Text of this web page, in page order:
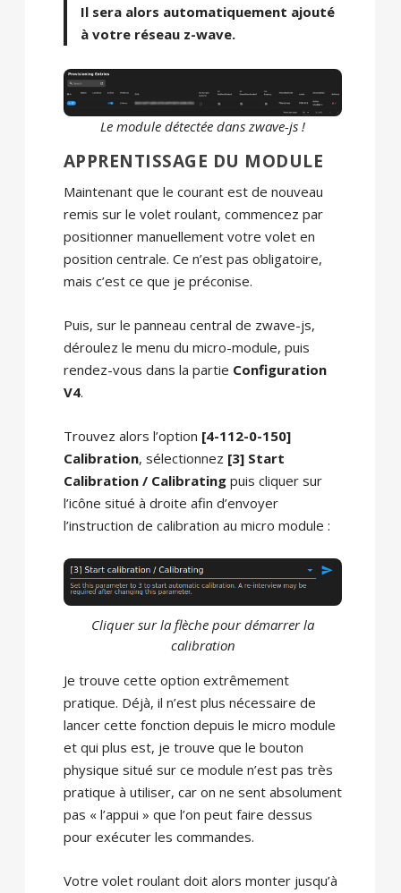
Il sera alors automatiquement ajouté
à votre réseau z-wave.
Le module détectée dans zwave-js !
APPRENTISSAGE DU MODULE
Maintenant que le courant est de nouveau
remis sur le volet roulant, commencez par
positionner manuellement votre volet en
position centrale. Ce n’est pas obligatoire,
mais c’est ce que je préconise.
Puis, sur le panneau central de zwave-js,
déroulez le menu du micro-module, puis
rendez-vous dans la partie Configuration
V4.
Trouvez alors l’option [4-112-0-150]
Calibration, sélectionnez [3] Start
Calibration / Calibrating puis cliquer sur
l’icône situé à droite afin d’envoyer
l’instruction de calibration au micro module :
Cliquer sur la flèche pour démarrer la
calibration
Je trouve cette option extrêmement
pratique. Déjà, il n’est plus nécessaire de
lancer cette fonction depuis le micro module
et qui plus est, je trouve que le bouton
physique situé sur ce module n’est pas très
pratique à utiliser, car on ne sent absolument
pas « l’appui » que l’on peut faire dessus
pour exécuter les commandes.
Votre volet roulant doit alors monter jusqu’à